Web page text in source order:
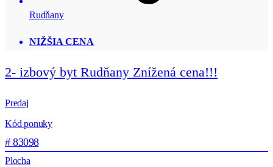
Rudňany
NIŽŠIA CENA
2- izbový byt Rudňany Znížená cena!!!
Predaj
Kód ponuky
# 83098
Plocha